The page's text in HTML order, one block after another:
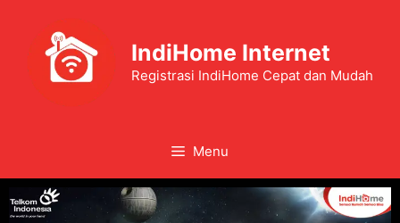
IndiHome Internet
Registrasi IndiHome Cepat dan Mudah
Menu